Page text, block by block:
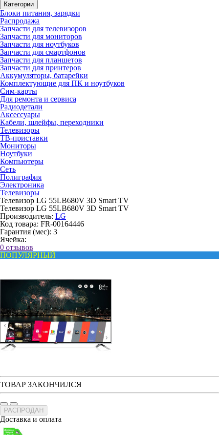
Категории
Блоки питания, зарядки
Распродажа
Запчасти для телевизоров
Запчасти для мониторов
Запчасти для ноутбуков
Запчасти для смартфонов
Запчасти для планшетов
Запчасти для принтеров
Аккумуляторы, батарейки
Комплектующие для ПК и ноутбуков
Сим-карты
Для ремонта и сервиса
Радиодетали
Аксессуары
Кабели, шлейфы, переходники
Телевизоры
ТВ-приставки
Мониторы
Ноутбуки
Компьютеры
Сеть
Полиграфия
Электроника
Телевизоры
Телевизор LG 55LB680V 3D Smart TV
Телевизор LG 55LB680V 3D Smart TV
Производитель: LG
Код товара: FR-00164446
Гарантия (мес): 3
Ячейка:
0 отзывов
ПОПУЛЯРНЫЙ
ТОВАР ЗАКОНЧИЛСЯ
РАСПРОДАН
Доставка и оплата